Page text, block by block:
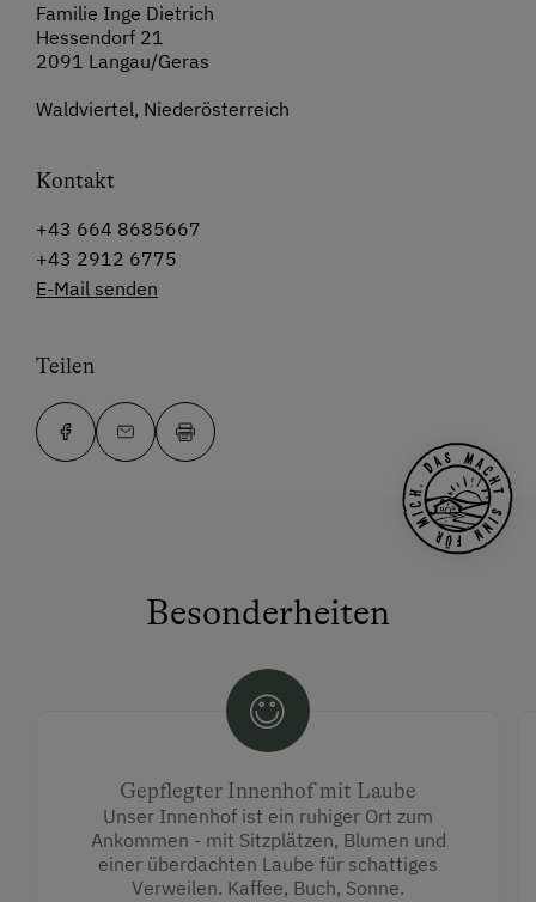
Familie Inge Dietrich
Hessendorf 21
2091 Langau/Geras
Waldviertel, Niederösterreich
Kontakt
+43 664 8685667
+43 2912 6775
E-Mail senden
Teilen
Besonderheiten
Gepflegter Innenhof mit Laube
Unser Innenhof ist ein ruhiger Ort zum
Ankommen - mit Sitzplätzen, Blumen und
einer überdachten Laube für schattiges
Verweilen. Kaffee, Buch, Sonne.